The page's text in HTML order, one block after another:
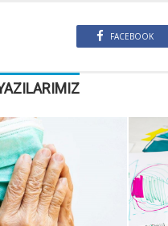
FACEBOOK